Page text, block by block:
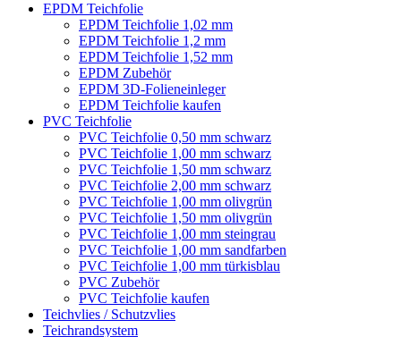
EPDM Teichfolie
EPDM Teichfolie 1,02 mm
EPDM Teichfolie 1,2 mm
EPDM Teichfolie 1,52 mm
EPDM Zubehör
EPDM 3D-Folieneinleger
EPDM Teichfolie kaufen
PVC Teichfolie
PVC Teichfolie 0,50 mm schwarz
PVC Teichfolie 1,00 mm schwarz
PVC Teichfolie 1,50 mm schwarz
PVC Teichfolie 2,00 mm schwarz
PVC Teichfolie 1,00 mm olivgrün
PVC Teichfolie 1,50 mm olivgrün
PVC Teichfolie 1,00 mm steingrau
PVC Teichfolie 1,00 mm sandfarben
PVC Teichfolie 1,00 mm türkisblau
PVC Zubehör
PVC Teichfolie kaufen
Teichvlies / Schutzvlies
Teichrandsystem